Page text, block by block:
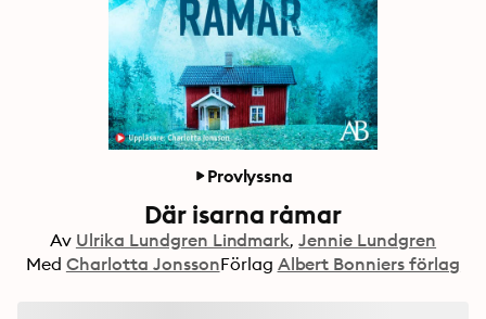
Provlyssna
Där isarna råmar
Av Ulrika Lundgren Lindmark Jennie Lundgren
Med Charlotta JonssonFörlag Albert Bonniers förlag